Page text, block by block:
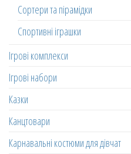
Сортери та пірамідки
Спортивні іграшки
Ігрові комплекси
Ігрові набори
Казки
Канцтовари
Карнавальні костюми для дівчат